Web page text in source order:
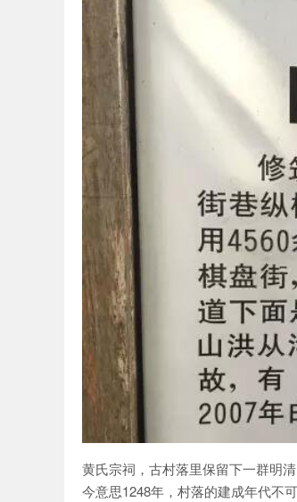
黄氏宗祠，古村落里保留下一群明
今意思1248年，村落的建成年代不